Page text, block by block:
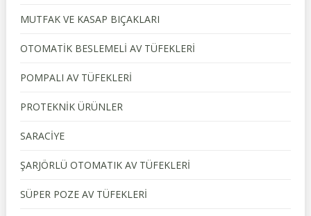
MUTFAK VE KASAP BIÇAKLARI
OTOMATİK BESLEMELİ AV TÜFEKLERİ
POMPALI AV TÜFEKLERİ
PROTEKNİK ÜRÜNLER
SARACİYE
ŞARJÖRLÜ OTOMATIK AV TÜFEKLERİ
SÜPER POZE AV TÜFEKLERİ